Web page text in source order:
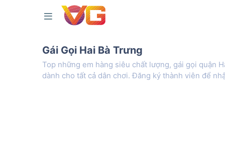
Gái Gọi Hai Bà Trưng
Top những em hàng siêu chất lượng, gái gọi quận
dành cho tất cả dân chơi. Đăng ký thành viên để